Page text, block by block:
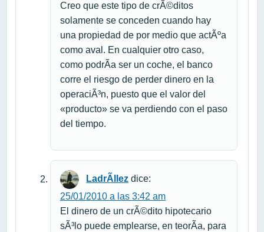
Creo que este tipo de crÃ©ditos
solamente se conceden cuando hay
una propiedad de por medio que actÃºa
como aval. En cualquier otro caso,
como podrÃ­a ser un coche, el banco
corre el riesgo de perder dinero en la
operaciÃ³n, puesto que el valor del
«producto» se va perdiendo con el paso
del tiempo.
LadrÃ­llez dice:
25/01/2010 a las 3:42 am
El dinero de un crÃ©dito hipotecario
sÃ³lo puede emplearse, en teorÃ­a, para